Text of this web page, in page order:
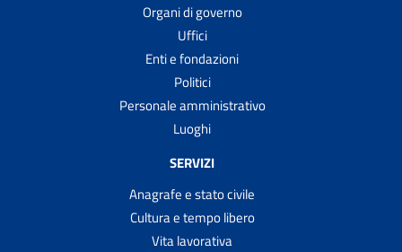
Organi di governo
Uffici
Enti e fondazioni
Politici
Personale amministrativo
Luoghi
SERVIZI
Anagrafe e stato civile
Cultura e tempo libero
Vita lavorativa